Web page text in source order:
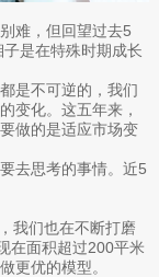
难，但回望过去5
是在特殊时期成长
是不可逆的，我们
变化。这五年来，
做的是适应市场变
去思考的事情。近5
我们也在不断打磨
在面积超过200平米
更优的模型。